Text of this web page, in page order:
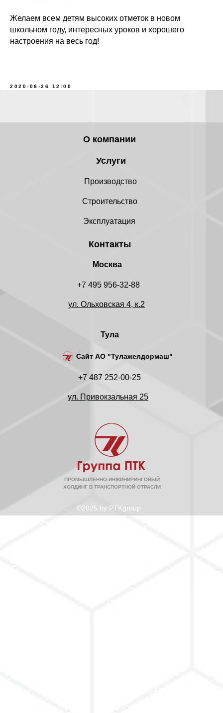
Желаем всем детям высоких отметок в новом
школьном году, интересных уроков и хорошего
настроения на весь год!
2020-08-26 12:00
Москва
ул. Привокзальная 25
©2025 by PTKgroup
ПРОМЫШЛЕННО-ИНЖИНИРИНГОВЫЙ
ХОЛДИНГ В ТРАНСПОРТНОЙ ОТРАСЛИ
ул. Ольховская 4, к.2
Тула
О компании
Контакты
Сайт АО "Тулажелдормаш"
Услуги
Производство
+7 487 252-00-25
+7 495 956-32-88
заказать звонок
заказать звонок
Строительство
Эксплуатация